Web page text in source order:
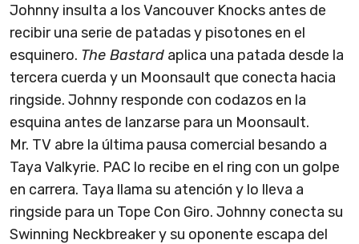
Johnny insulta a los Vancouver Knocks antes de
recibir una serie de patadas y pisotones en el
esquinero. The Bastard aplica una patada desde la
tercera cuerda y un Moonsault que conecta hacia
ringside. Johnny responde con codazos en la
esquina antes de lanzarse para un Moonsault.
Mr. TV abre la última pausa comercial besando a
Taya Valkyrie. PAC lo recibe en el ring con un golpe
en carrera. Taya llama su atención y lo lleva a
ringside para un Tope Con Giro. Johnny conecta su
Swinning Neckbreaker y su oponente escapa del